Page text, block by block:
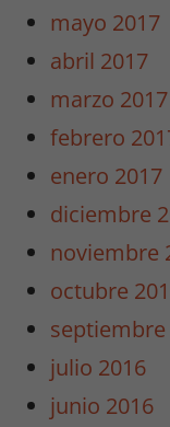
mayo 2017
abril 2017
marzo 2017
febrero
enero 2017
diciembre
noviembre
octubre
septiembre
julio 2016
junio 2016